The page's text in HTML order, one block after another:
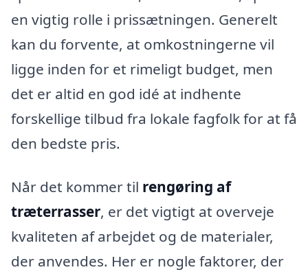
en vigtig rolle i prissætningen. Generelt
kan du forvente, at omkostningerne vil
ligge inden for et rimeligt budget, men
det er altid en god idé at indhente
forskellige tilbud fra lokale fagfolk for at få
den bedste pris.
Når det kommer til rengøring af
træterrasser, er det vigtigt at overveje
kvaliteten af arbejdet og de materialer,
der anvendes. Her er nogle faktorer, der